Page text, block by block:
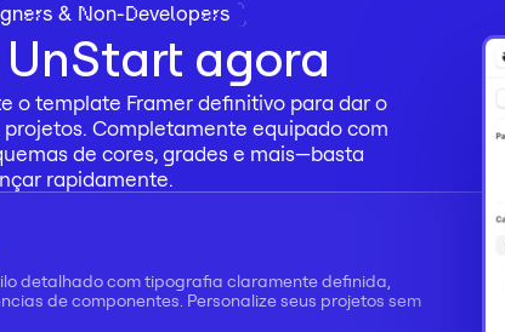
& Non-Developers
agora
o template Framer definitivo para dar o
Completamente equipado com
de cores, grades e mais—basta
rapidamente.
detalhado com tipografia claramente definida,
de componentes. Personalize seus projetos sem